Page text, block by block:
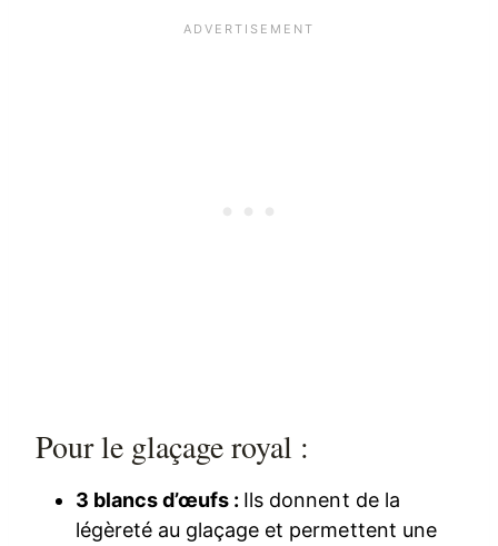
Pour le glaçage royal :
3 blancs d’œufs : Ils donnent de la
légèreté au glaçage et permettent une